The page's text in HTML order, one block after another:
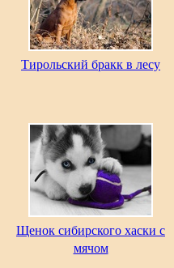
Тирольский бракк в лесу
Щенок сибирского хаски с
мячом